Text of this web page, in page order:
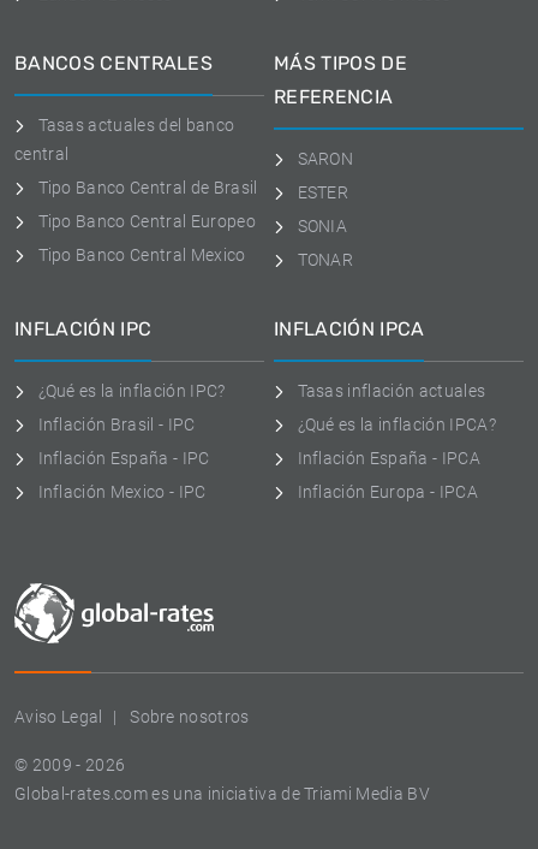
Aviso Legal Sobre nosotros
© 2009 - 2026
Global-rates.com es una iniciativa de Triami Media BV
BANCOS CENTRALES
Tasas actuales del banco
central
Tipo Banco Central de Brasil
Tipo Banco Central Europeo
Tipo Banco Central Mexico
MÁS TIPOS DE
REFERENCIA
SARON
ESTER
SONIA
TONAR
INFLACIÓN IPC
¿Qué es la inflación IPC?
Inflación Brasil - IPC
Inflación España - IPC
Inflación Mexico - IPC
INFLACIÓN IPCA
Tasas inflación actuales
¿Qué es la inflación IPCA?
Inflación España - IPCA
Inflación Europa - IPCA